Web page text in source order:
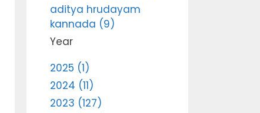
aditya hrudayam
kannada (9)
Year
2025 (1)
2024 (11)
2023 (127)